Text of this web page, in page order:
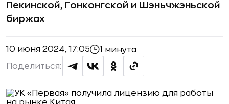
Пекинской, Гонконгской и Шэньчжэньской
биржах
10 июня 2024, 17:05 1 минута
Поделиться: